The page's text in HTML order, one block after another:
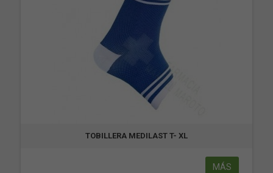
TOBILLERA MEDILAST T- XL
MÁS